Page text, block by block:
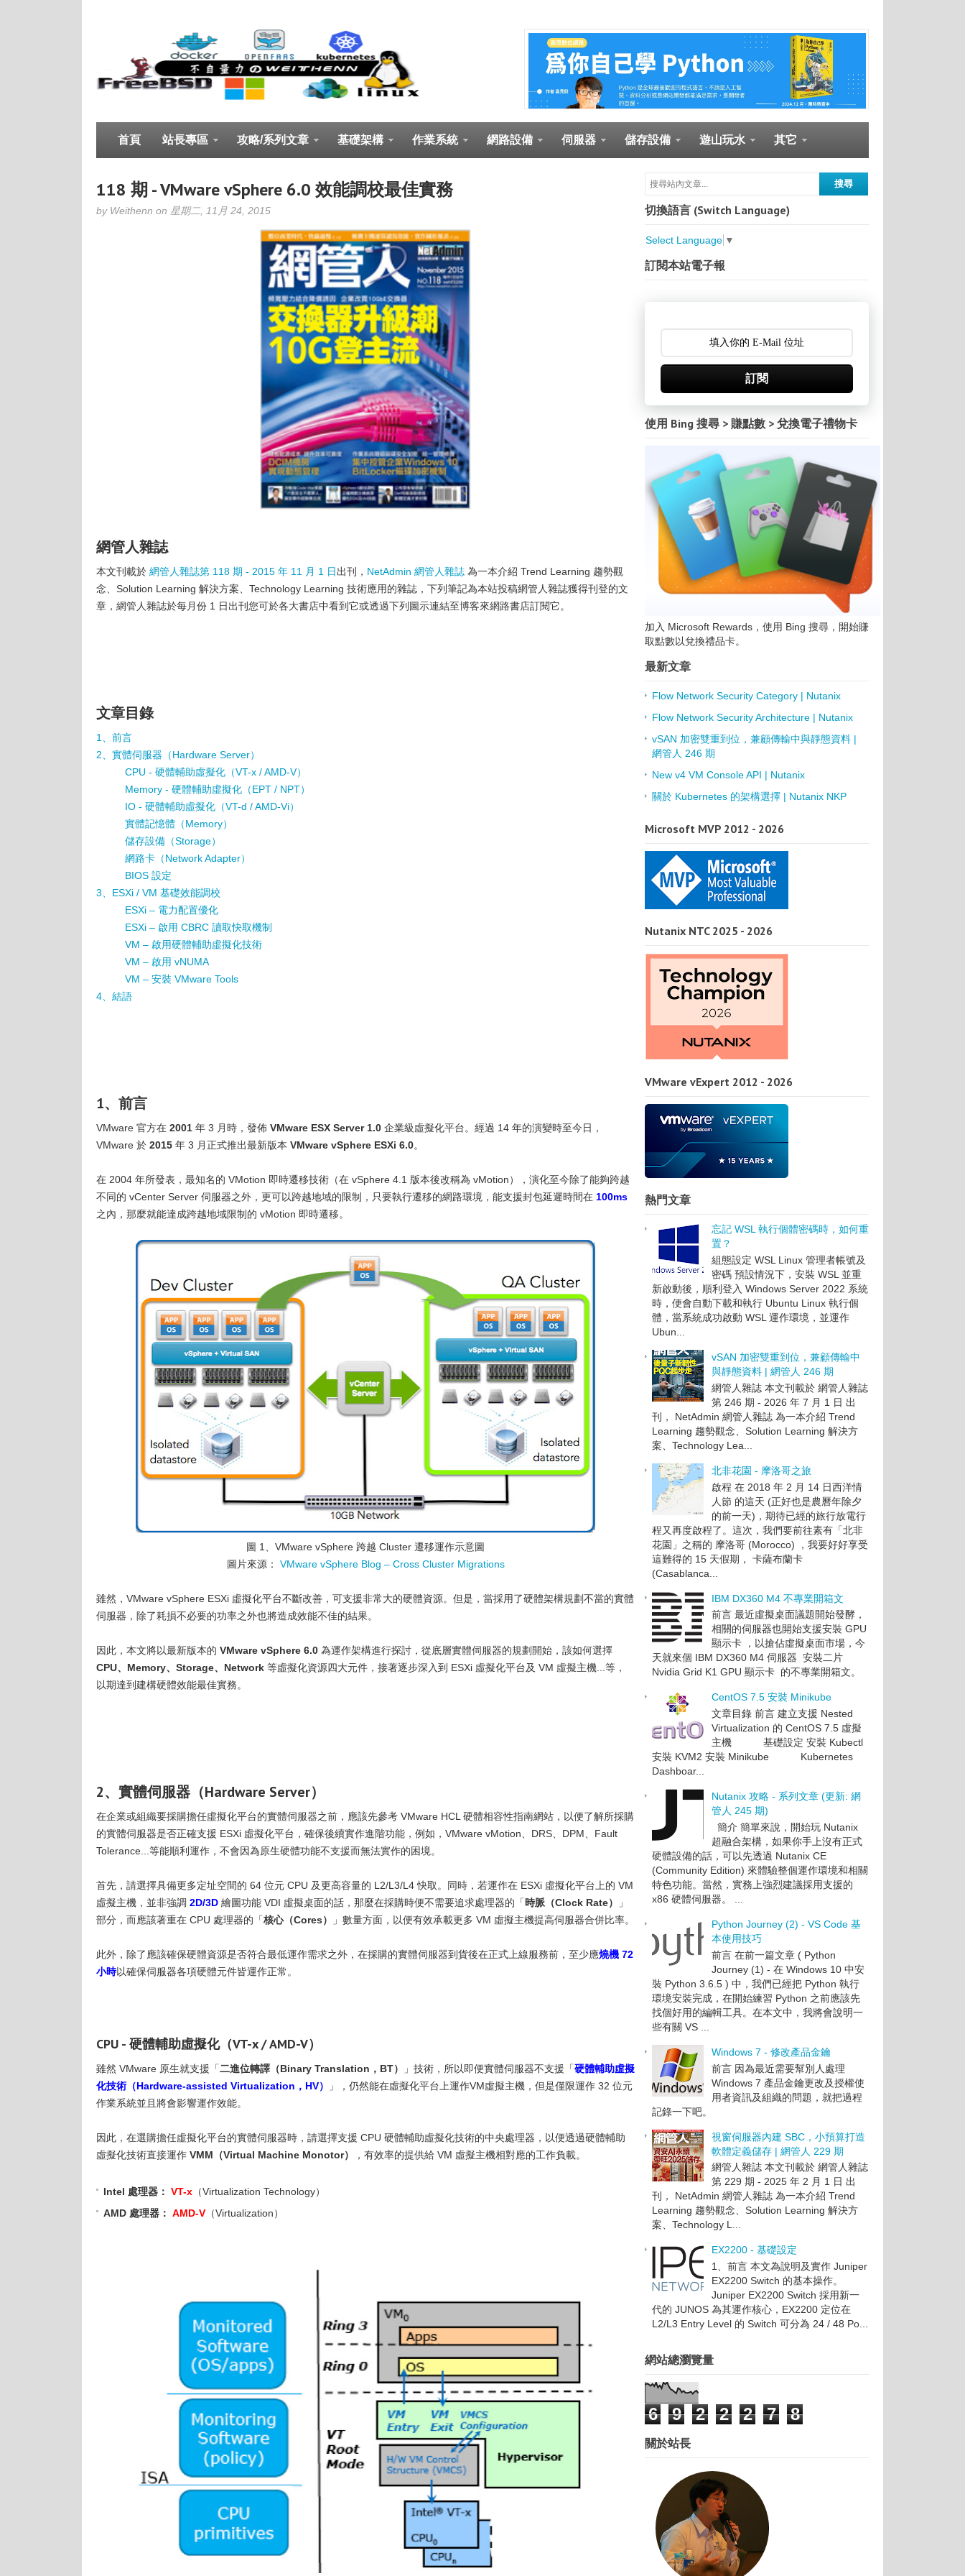
首頁 站長專區 攻略/系列文章 基礎架構 作業系統 網路設備 伺服器 儲存設備 遊山玩水 其它
118 期 - VMware vSphere 6.0 效能調校最佳實務
by Weithenn on 星期二, 11月 24, 2015
網管人雜誌
本文刊載於 網管人雜誌第 118 期 - 2015 年 11 月 1 日出刊， NetAdmin 網管人雜誌 為一本介紹 Trend Learning 趨勢觀
念、Solution Learning 解決方案、Technology Learning 技術應用的雜誌，下列筆記為本站投稿網管人雜誌獲得刊登的文
章，網管人雜誌於每月份 1 日出刊您可於各大書店中看到它或透過下列圖示連結至博客來網路書店訂閱它。
文章目錄
1、前言
2、實體伺服器（Hardware Server）
CPU - 硬體輔助虛擬化（VT-x / AMD-V）
Memory - 硬體輔助虛擬化（EPT / NPT）
IO - 硬體輔助虛擬化（VT-d / AMD-Vi）
實體記憶體（Memory）
儲存設備（Storage）
網路卡（Network Adapter）
BIOS 設定
3、ESXi / VM 基礎效能調校
ESXi – 電力配置優化
ESXi – 啟用 CBRC 讀取快取機制
VM – 啟用硬體輔助虛擬化技術
VM – 啟用 vNUMA
VM – 安裝 VMware Tools
4、結語
1、前言
VMware 官方在 2001 年 3 月時，發佈 VMware ESX Server 1.0 企業級虛擬化平台。經過 14 年的演變時至今日，
VMware 於 2015 年 3 月正式推出最新版本 VMware vSphere ESXi 6.0。
在 2004 年所發表，最知名的 VMotion 即時遷移技術（在 vSphere 4.1 版本後改稱為 vMotion），演化至今除了能夠跨越
不同的 vCenter Server 伺服器之外，更可以跨越地域的限制，只要執行遷移的網路環境，能支援封包延遲時間在 100ms
之內，那麼就能達成跨越地域限制的 vMotion 即時遷移。
圖 1、VMware vSphere 跨越 Cluster 遷移運作示意圖
圖片來源： VMware vSphere Blog – Cross Cluster Migrations
雖然，VMware vSphere ESXi 虛擬化平台不斷改善，可支援非常大的硬體資源。但是，當採用了硬體架構規劃不當的實體
伺服器，除了耗損不必要的功率之外也將造成效能不佳的結果。
因此，本文將以最新版本的 VMware vSphere 6.0 為運作架構進行探討，從底層實體伺服器的規劃開始，該如何選擇
CPU、Memory、Storage、Network 等虛擬化資源四大元件，接著逐步深入到 ESXi 虛擬化平台及 VM 虛擬主機...等，
以期達到建構硬體效能最佳實務。
2、實體伺服器（Hardware Server）
在企業或組織要採購擔任虛擬化平台的實體伺服器之前，應該先參考 VMware HCL 硬體相容性指南網站，以便了解所採購
的實體伺服器是否正確支援 ESXi 虛擬化平台，確保後續實作進階功能，例如，VMware vMotion、DRS、DPM、Fault
Tolerance...等能順利運作，不會因為原生硬體功能不支援而無法實作的困境。
首先，請選擇具備更多定址空間的 64 位元 CPU 及更高容量的 L2/L3/L4 快取。同時，若運作在 ESXi 虛擬化平台上的 VM
虛擬主機，並非強調 2D/3D 繪圖功能 VDI 虛擬桌面的話，那麼在採購時便不需要追求處理器的「時脈（Clock Rate）
」
部分，而應該著重在 CPU 處理器的「核心（Cores） 」數量方面，以便有效承載更多 VM 虛擬主機提高伺服器合併比率。
此外，除了應該確保硬體資源是否符合最低運作需求之外，在採購的實體伺服器到貨後在正式上線服務前，至少應燒機 72
小時以確保伺服器各項硬體元件皆運作正常。
CPU - 硬體輔助虛擬化（VT-x / AMD-V）
雖然 VMware 原生就支援「二進位轉譯（Binary Translation，BT） 」技術，所以即便實體伺服器不支援「硬體輔助虛擬
化技術（Hardware-assisted Virtualization，HV）
」，仍然能在虛擬化平台上運作VM虛擬主機，但是僅限運作 32 位元
作業系統並且將會影響運作效能。
因此，在選購擔任虛擬化平台的實體伺服器時，請選擇支援 CPU 硬體輔助虛擬化技術的中央處理器，以便透過硬體輔助
虛擬化技術直接運作 VMM（Virtual Machine Monotor） ，有效率的提供給 VM 虛擬主機相對應的工作負載。
Intel 處理器： VT-x （Virtualization Technology）
AMD 處理器： AMD-V （Virtualization）
切換語言 (Switch Language)
Select Language ▼
訂閱本站電子報
訂閱
使用 Bing 搜尋 > 賺點數 > 兌換電子禮物卡
加入 Microsoft Rewards，使用 Bing 搜尋，開始賺
取點數以兌換禮品卡。
最新文章
Flow Network Security Category | Nutanix
Flow Network Security Architecture | Nutanix
vSAN 加密雙重到位，兼顧傳輸中與靜態資料 |
網管人 246 期
New v4 VM Console API | Nutanix
關於 Kubernetes 的架構選擇 | Nutanix NKP
Microsoft MVP 2012 - 2026
Nutanix NTC 2025 - 2026
VMware vExpert 2012 - 2026
熱門文章
忘記 WSL 執行個體密碼時，如何重
置？
組態設定 WSL Linux 管理者帳號及
密碼 預設情況下，安裝 WSL 並重
新啟動後，順利登入 Windows Server 2022 系統
時，便會自動下載和執行 Ubuntu Linux 執行個
體，當系統成功啟動 WSL 運作環境，並運作
Ubun...
vSAN 加密雙重到位，兼顧傳輸中
與靜態資料 | 網管人 246 期
網管人雜誌 本文刊載於 網管人雜誌
第 246 期 - 2026 年 7 月 1 日 出
刊， NetAdmin 網管人雜誌 為一本介紹 Trend
Learning 趨勢觀念、Solution Learning 解決方
案、Technology Lea...
北非花園 - 摩洛哥之旅
啟程 在 2018 年 2 月 14 日西洋情
人節 的這天 (正好也是農曆年除夕
的前一天)，期待已經的旅行放電行
程又再度啟程了。這次，我們要前往素有「北非
花園」之稱的 摩洛哥 (Morocco) ，我要好好享受
這難得的 15 天假期， 卡薩布蘭卡
(Casablanca...
IBM DX360 M4 不專業開箱文
前言 最近虛擬桌面議題開始發酵，
相關的伺服器也開始支援安裝 GPU
顯示卡 ，以搶佔虛擬桌面市場，今
天就來個 IBM DX360 M4 伺服器 安裝二片
Nvidia Grid K1 GPU 顯示卡 的不專業開箱文。
CentOS 7.5 安裝 Minikube
文章目錄 前言 建立支援 Nested
Virtualization 的 CentOS 7.5 虛擬
主機 基礎設定 安裝 Kubectl
安裝 KVM2 安裝 Minikube Kubernetes
Dashboar...
Nutanix 攻略 - 系列文章 (更新: 網
管人 245 期)
簡介 簡單來說，開始玩 Nutanix
超融合架構，如果你手上沒有正式
硬體設備的話，可以先透過 Nutanix CE
(Community Edition) 來體驗整個運作環境和相關
特色功能。當然，實務上強烈建議採用支援的
x86 硬體伺服器。 ...
Python Journey (2) - VS Code 基
本使用技巧
前言 在前一篇文章 ( Python
Journey (1) - 在 Windows 10 中安
裝 Python 3.6.5 ) 中，我們已經把 Python 執行
環境安裝完成，在開始練習 Python 之前應該先
找個好用的編輯工具。在本文中，我將會說明一
些有關 VS ...
Windows 7 - 修改產品金鑰
前言 因為最近需要幫別人處理
Windows 7 產品金鑰更改及授權使
用者資訊及組織的問題，就把過程
記錄一下吧。
視窗伺服器內建 SBC，小預算打造
軟體定義儲存 | 網管人 229 期
網管人雜誌 本文刊載於 網管人雜誌
第 229 期 - 2025 年 2 月 1 日 出
刊， NetAdmin 網管人雜誌 為一本介紹 Trend
Learning 趨勢觀念、Solution Learning 解決方
案、Technology L...
EX2200 - 基礎設定
1、前言 本文為說明及實作 Juniper
EX2200 Switch 的基本操作。
Juniper EX2200 Switch 採用新一
代的 JUNOS 為其運作核心，EX2200 定位在
L2/L3 Entry Level 的 Switch 可分為 24 / 48 Po...
網站總瀏覽量
6 9 2 2 2 7 8
關於站長